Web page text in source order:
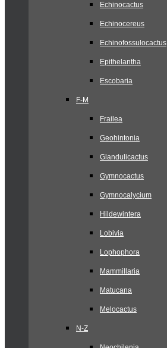
Echinocactus
Echinocereus
Echinofossulocactus
Epithelantha
Escobaria
F-M
Frailea
Geohintonia
Glandulicactus
Gymnocactus
Gymnocalycium
Hildewintera
Lobivia
Lophophora
Mammillaria
Matucana
Melocactus
N-Z